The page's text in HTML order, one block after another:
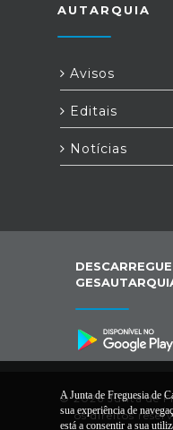
AUTARQUIA
Avisos
Editais
Notícias
© 2026 Junta de
os direitos
A Junta de Freguesia de
sua experiência de
está a consentir a sua